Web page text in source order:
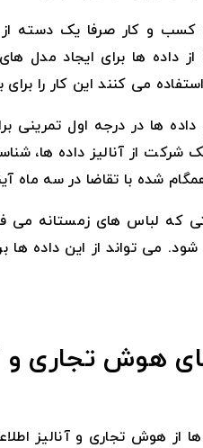
کسب و کار صرفا یک دسته
داده ها برای ایجاد مدل
می کنند این کار را
ها در درجه اول تمرینی
شرکت از آنالیز داده ها،
همگام شده با تقاضا در سه ماه
که لباس های زمستانه
می تواند از این داده ها
هوش تجاری و
از هوش تجاری و آنالیز